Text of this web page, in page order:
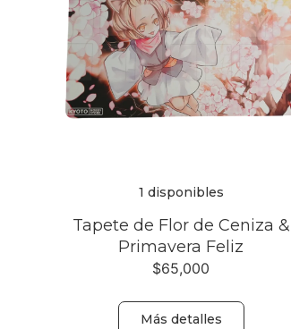
1 disponibles
Tapete de Flor de Ceniza &
Primavera Feliz
$65,000
Más detalles